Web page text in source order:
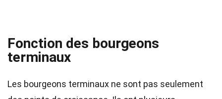
Fonction des bourgeons
terminaux
Les bourgeons terminaux ne sont pas seulement